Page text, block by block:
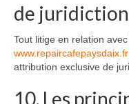
de
Tout litige en relation avec
www.repaircafepaysdaix.fr
attribution exclusive de
10. Les